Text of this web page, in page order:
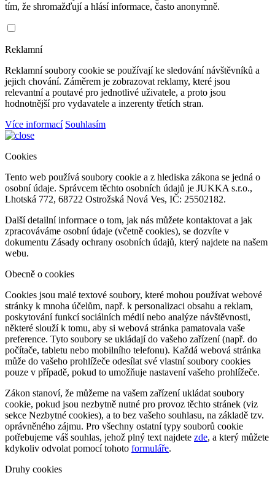
tím, že shromažďují a hlásí informace, často anonymně.
Reklamní
Reklamní soubory cookie se používají ke sledování návštěvníků a
jejich chování. Záměrem je zobrazovat reklamy, které jsou
relevantní a poutavé pro jednotlivé uživatele, a proto jsou
hodnotnější pro vydavatele a inzerenty třetích stran.
Více informací Souhlasím
Cookies
Tento web používá soubory cookie a z hlediska zákona se jedná o
osobní údaje. Správcem těchto osobních údajů je JUKKA s.r.o.,
Lhotská 772, 68722 Ostrožská Nová Ves, IČ: 25502182.
Další detailní informace o tom, jak nás můžete kontaktovat a jak
zpracováváme osobní údaje (včetně cookies), se dozvíte v
dokumentu Zásady ochrany osobních údajů, který najdete na našem
webu.
Obecně o cookies
Cookies jsou malé textové soubory, které mohou používat webové
stránky k mnoha účelům, např. k personalizaci obsahu a reklam,
poskytování funkcí sociálních médií nebo analýze návštěvnosti,
některé slouží k tomu, aby si webová stránka pamatovala vaše
preference. Tyto soubory se ukládají do vašeho zařízení (např. do
počítače, tabletu nebo mobilního telefonu). Každá webová stránka
může do vašeho prohlížeče odesílat své vlastní soubory cookies
pouze v případě, pokud to umožňuje nastavení vašeho prohlížeče.
Zákon stanoví, že můžeme na vašem zařízení ukládat soubory
cookie, pokud jsou nezbytně nutné pro provoz těchto stránek (viz
sekce Nezbytné cookies), a to bez vašeho souhlasu, na základě tzv.
oprávněného zájmu. Pro všechny ostatní typy souborů cookie
potřebujeme váš souhlas, jehož plný text najdete zde, a který můžete
kdykoliv odvolat pomocí tohoto formuláře.
Druhy cookies